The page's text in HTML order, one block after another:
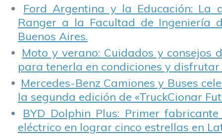
Ford Argentina y la Educación: La
Ranger a la Facultad de Ingeniería
Buenos Aires.
Moto y verano: Cuidados y consejos
para tenerla en condiciones y disfrutar
Mercedes-Benz Camiones y Buses
la segunda edición de «TruckCionar
BYD Dolphin Plus: Primer
eléctrico en lograr cinco estrellas en